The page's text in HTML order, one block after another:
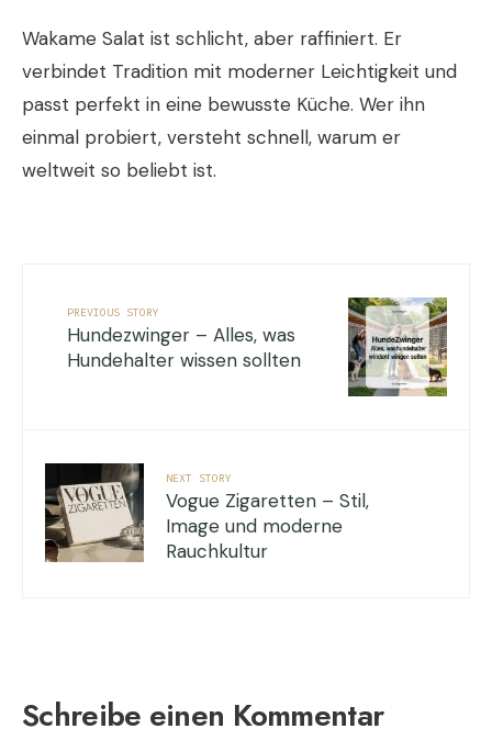
Wakame Salat ist schlicht, aber raffiniert. Er
verbindet Tradition mit moderner Leichtigkeit und
passt perfekt in eine bewusste Küche. Wer ihn
einmal probiert, versteht schnell, warum er
weltweit so beliebt ist.
PREVIOUS STORY
Hundezwinger – Alles, was
Hundehalter wissen sollten
NEXT STORY
Vogue Zigaretten – Stil,
Image und moderne
Rauchkultur
Schreibe einen Kommentar